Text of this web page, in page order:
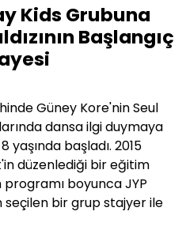
Kids Grubuna
Başlangıç
Güney Kore'nin Seul
dansa ilgi duymaya
yaşında başladı. 2015
düzenlediği bir eğitim
programı boyunca JYP
bir grup stajyer ile